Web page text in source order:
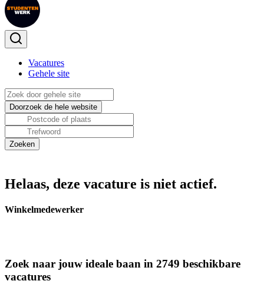
Vacatures
Gehele site
Helaas, deze vacature is niet actief.
Winkelmedewerker
Zoek naar jouw ideale baan in 2749 beschikbare
vacatures